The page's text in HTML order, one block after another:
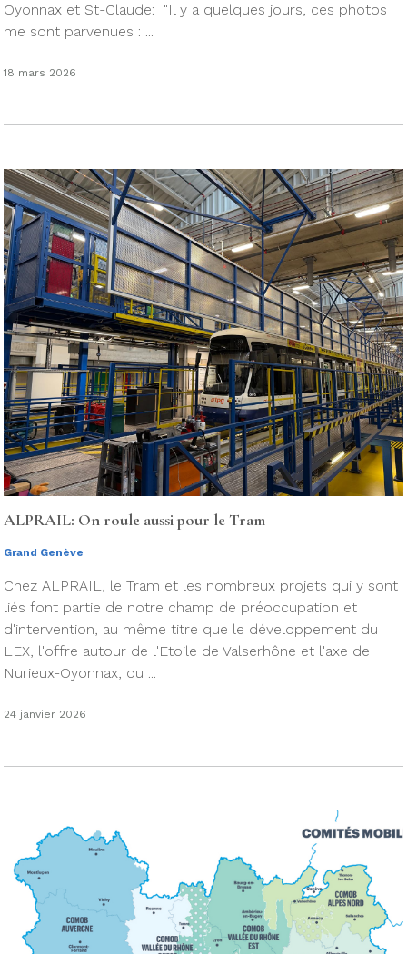
Oyonnax et St-Claude: "Il y a quelques jours, ces photos
me sont parvenues : ...
18 mars 2026
ALPRAIL: On roule aussi pour le Tram
Grand Genève
Chez ALPRAIL, le Tram et les nombreux projets qui y sont
liés font partie de notre champ de préoccupation et
d'intervention, au même titre que le développement du
LEX, l'offre autour de l'Etoile de Valserhône et l'axe de
Nurieux-Oyonnax, ou ...
24 janvier 2026